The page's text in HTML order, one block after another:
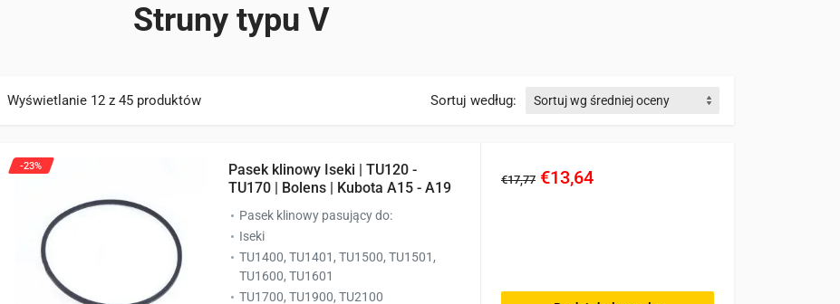
Struny typu V
Wyświetlanie 12 z 45 produktów Sortuj według:
-23%
Pasek klinowy Iseki | TU120 -
TU170 | Bolens | Kubota A15 - A19
Pasek klinowy pasujący do:
Iseki
TU1400, TU1401, TU1500, TU1501,
TU1600, TU1601
TU1700, TU1900, TU2100
€17,77 €13,64